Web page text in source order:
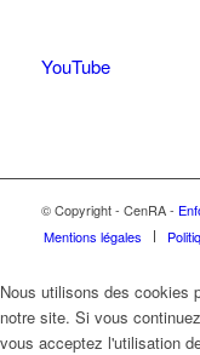
YouTube
© Copyright - CenRA -
Mentions légales
Nous utilisons des cookies
notre site. Si vous
vous acceptez l'utilisation